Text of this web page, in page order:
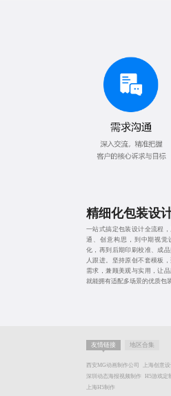
精细化包装设
一站式搞定包装设计全流程
通、创意构思，到中期视觉
化，再到后期印刷校准、成
人跟进。坚持原创不套模板
需求，兼顾美观与实用，让品
就能拥有适配多场景的优质包装
友情链接 地区合集
西安MG动画制作公司 上海创意设
深圳动态海报视频制作
H5游戏定
上海H5制作